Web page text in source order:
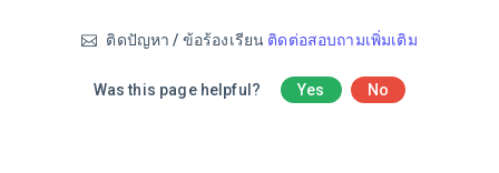
ติดปัญหา / ข้อร้องเรียน ติดต่อสอบถามเพิ่มเติม
Was this page helpful? Yes No